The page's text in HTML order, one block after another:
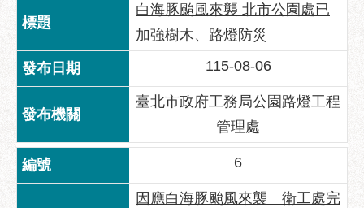
聯
合
發
包
中
獎
勵
白海豚颱風來襲 北市公園處已
加強樹木、路燈防災
115-08-06
臺北市政府工務局公園路燈工程
管理處
6
因應白海豚颱風來襲 衛工處完